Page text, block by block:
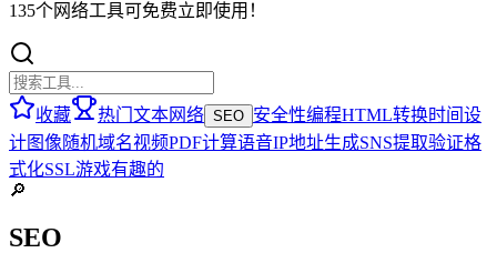
135个网络工具可免费立即使用！
收藏 热门 文本网络 SEO 安全性编程HTML转换时间设
计图像随机域名视频PDF计算语音IP地址生成SNS提取验证格
式化SSL游戏有趣的
🔎
SEO